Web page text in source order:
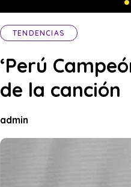
TENDENCIAS
‘Perú
de la canción
admin